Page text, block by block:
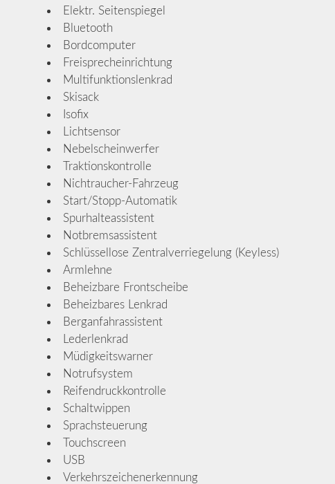
Elektr. Seitenspiegel
Bluetooth
Bordcomputer
Freisprecheinrichtung
Multifunktionslenkrad
Skisack
Isofix
Lichtsensor
Nebelscheinwerfer
Traktionskontrolle
Nichtraucher-Fahrzeug
Start/Stopp-Automatik
Spurhalteassistent
Notbremsassistent
Schlüssellose Zentralverriegelung (Keyless)
Armlehne
Beheizbare Frontscheibe
Beheizbares Lenkrad
Berganfahrassistent
Lederlenkrad
Müdigkeitswarner
Notrufsystem
Reifendruckkontrolle
Schaltwippen
Sprachsteuerung
Touchscreen
USB
Verkehrszeichenerkennung